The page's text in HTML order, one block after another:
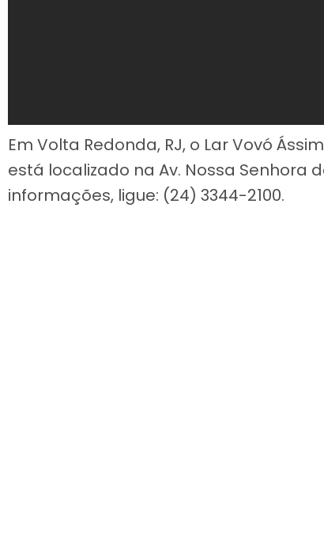
Em Volta Redonda, RJ, o Lar Vovó
está localizado na Av. Nossa Senhora
informações, ligue: (24) 3344-2100.